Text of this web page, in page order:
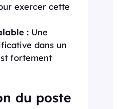
exercer cette
: Une
dans un
fortement
du poste